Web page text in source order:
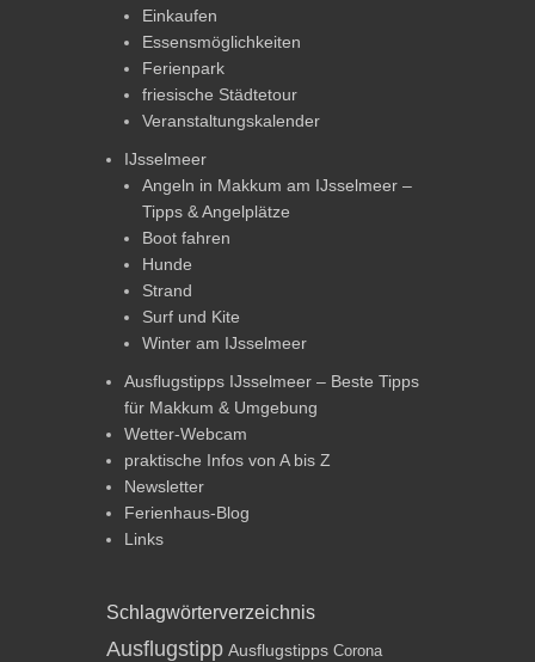
Einkaufen
Essensmöglichkeiten
Ferienpark
friesische Städtetour
Veranstaltungskalender
IJsselmeer
Angeln in Makkum am IJsselmeer –
Tipps & Angelplätze
Boot fahren
Hunde
Strand
Surf und Kite
Winter am IJsselmeer
Ausflugstipps IJsselmeer – Beste Tipps
für Makkum & Umgebung
Wetter-Webcam
praktische Infos von A bis Z
Newsletter
Ferienhaus-Blog
Links
Schlagwörterverzeichnis
Ausflugstipp Ausflugstipps Corona